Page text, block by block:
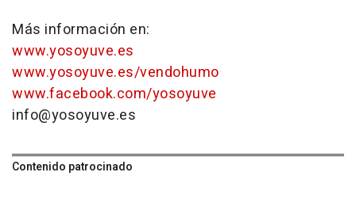
Más información en:
www.yosoyuve.es
www.yosoyuve.es/vendohumo
www.facebook.com/yosoyuve
info@yosoyuve.es
Contenido patrocinado